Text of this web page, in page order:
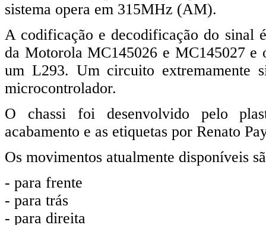
sistema opera em 315MHz (AM).
A codificação e decodificação do sinal
da Motorola MC145026 e MC145027
um L293. Um circuito extremamente
microcontrolador.
O chassi foi desenvolvido pelo
acabamento e as etiquetas por Renato
Os movimentos atualmente disponíveis
- para frente
- para trás
- para direita